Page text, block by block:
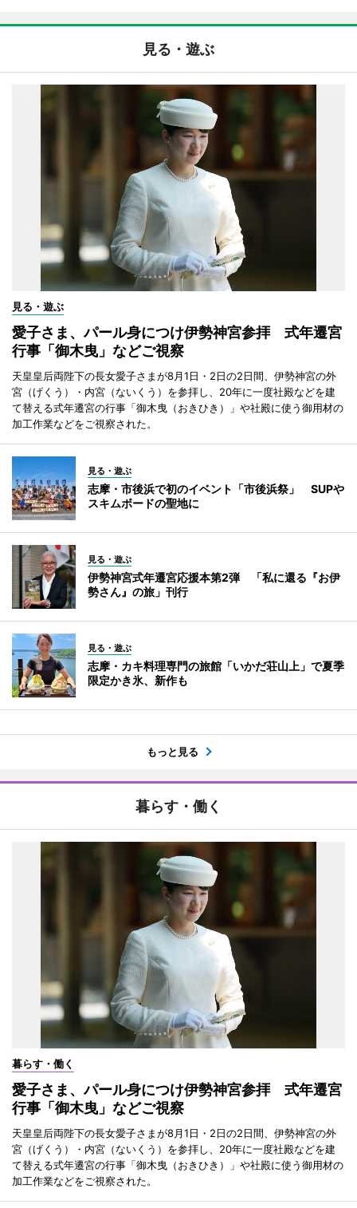
見る・遊ぶ
見る・遊ぶ
愛子さま、パール身につけ伊勢神宮参拝 式年遷宮
行事「御木曳」などご視察
天皇皇后両陛下の長女愛子さまが8月1日・2日の2日間、伊勢神宮の外
宮（げくう）・内宮（ないくう）を参拝し、20年に一度社殿などを建
て替える式年遷宮の行事「御木曳（おきひき）」や社殿に使う御用材の
加工作業などをご視察された。
見る・遊ぶ
志摩・市後浜で初のイベント「市後浜祭」 SUPや
スキムボードの聖地に
見る・遊ぶ
伊勢神宮式年遷宮応援本第2弾 「私に還る『お伊
勢さん』の旅」刊行
見る・遊ぶ
志摩・カキ料理専門の旅館「いかだ荘山上」で夏季
限定かき氷、新作も
もっと見る
暮らす・働く
暮らす・働く
愛子さま、パール身につけ伊勢神宮参拝 式年遷宮
行事「御木曳」などご視察
天皇皇后両陛下の長女愛子さまが8月1日・2日の2日間、伊勢神宮の外
宮（げくう）・内宮（ないくう）を参拝し、20年に一度社殿などを建
て替える式年遷宮の行事「御木曳（おきひき）」や社殿に使う御用材の
加工作業などをご視察された。